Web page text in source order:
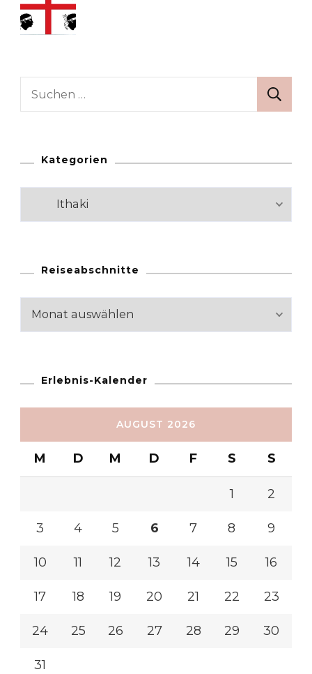
Suchen
Kategorien
Kategorien
Reiseabschnitte
Reiseabschnitte
Erlebnis-Kalender
AUGUST 2026
M D M D F S S
1 2
3 4 5 6 7 8 9
10 11 12 13 14 15 16
17 18 19 20 21 22 23
24 25 26 27 28 29 30
31